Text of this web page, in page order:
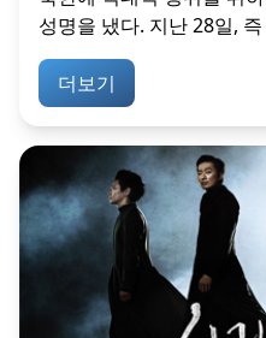
성명을 냈다. 지난 28일,
더보기